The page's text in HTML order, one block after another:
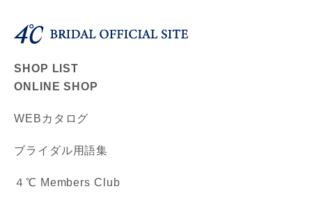
SHOP LIST
ONLINE SHOP
WEBカタログ
ブライダル用語集
４℃ Members Club